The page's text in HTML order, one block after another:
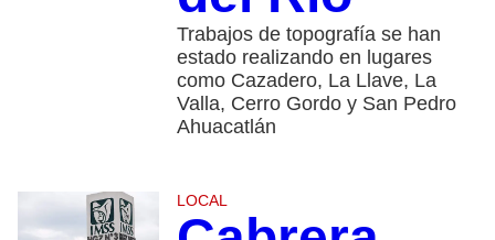
Trabajos de topografía se han
estado realizando en lugares
como Cazadero, La Llave, La
Valla, Cerro Gordo y San Pedro
Ahuacatlán
LOCAL